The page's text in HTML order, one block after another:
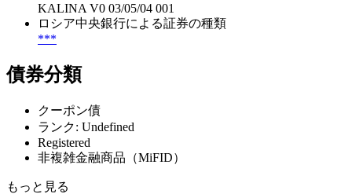
KALINA V0 03/05/04 001
ロシア中央銀行による証券の種類
***
債券分類
クーポン債
ランク: Undefined
Registered
非複雑金融商品（MiFID）
もっと見る